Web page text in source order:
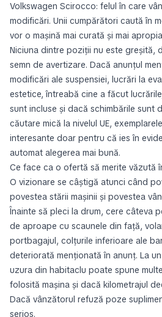
Volkswagen Scirocco: felul în care
modificări. Unii cumpărători caută în
vor o mașină mai curată și mai
Niciuna dintre poziții nu este greșită,
semn de avertizare. Dacă anunțul
modificări ale suspensiei, lucrări la
estetice, întreabă cine a făcut
sunt incluse și dacă schimbările sunt
căutare mică la nivelul UE,
interesante doar pentru că ies în
automat alegerea mai bună.
Ce face ca o ofertă să merite văzută
O vizionare se câștigă atunci când
povestea stării mașinii și povestea
Înainte să pleci la drum, cere câteva
de aproape cu scaunele din față,
portbagajul, colțurile inferioare ale
deteriorată menționată în anunț. La
uzura din habitaclu poate spune
folosită mașina și dacă kilometrajul
Dacă vânzătorul refuză poze
serios.